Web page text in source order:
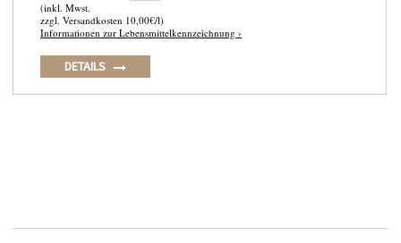
(inkl. Mwst.
zzgl. Versandkosten 10,00€/l)
Informationen zur Lebensmittelkennzeichnung ›
DETAILS